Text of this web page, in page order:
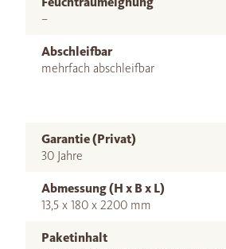
–
Abschleifbar
mehrfach abschleifbar
Garantie (Privat)
30 Jahre
Abmessung (H x B x L)
13,5 x 180 x 2200 mm
Paketinhalt